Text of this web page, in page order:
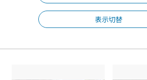
表示切替